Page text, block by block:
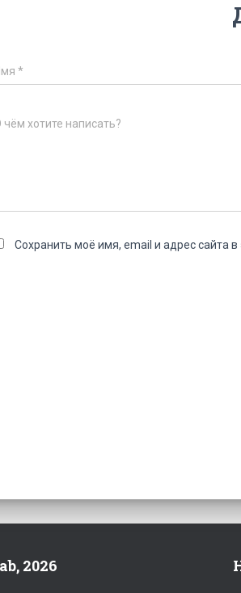
*
чём хотите написать?
Сохранить моё имя, email и адрес сайта
2026